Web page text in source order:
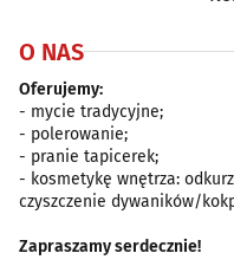
O NAS
Oferujemy:
- mycie tradycyjne;
- polerowanie;
- pranie tapicerek;
- kosmetykę wnętrza:
czyszczenie dywaników/
Zapraszamy serdecznie!